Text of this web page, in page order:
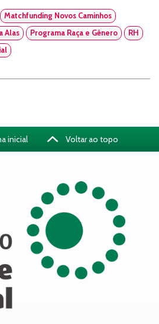
Matchfunding Novos Caminhos
Alas Programa Raça e Gênero
RH
inicial Voltar ao topo